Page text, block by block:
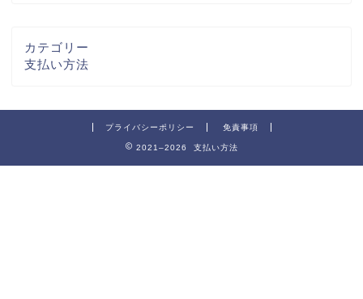
カテゴリー
支払い方法
プライバシーポリシー 免責事項
2021–2026 支払い方法